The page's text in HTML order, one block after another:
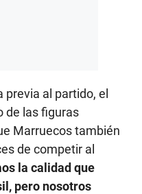
previa al partido, el
de las figuras
Marruecos también
de competir al
la calidad que
pero nosotros